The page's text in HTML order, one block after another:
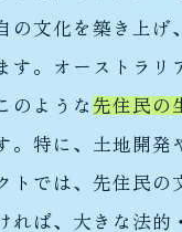
の文化を築き上げ
す。オーストラリ
のような 先住民の
。特に、土地開発
トでは、先住民の
れば、大きな法的